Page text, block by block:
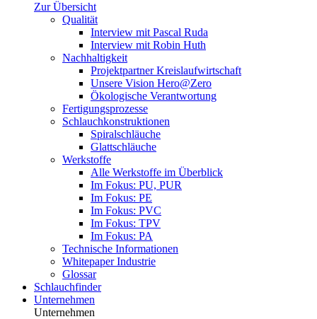
Zur Übersicht
Qualität
Interview mit Pascal Ruda
Interview mit Robin Huth
Nachhaltigkeit
Projektpartner Kreislaufwirtschaft
Unsere Vision Hero@Zero
Ökologische Verantwortung
Fertigungsprozesse
Schlauchkonstruktionen
Spiralschläuche
Glattschläuche
Werkstoffe
Alle Werkstoffe im Überblick
Im Fokus: PU, PUR
Im Fokus: PE
Im Fokus: PVC
Im Fokus: TPV
Im Fokus: PA
Technische Informationen
Whitepaper Industrie
Glossar
Schlauchfinder
Unternehmen
Unternehmen